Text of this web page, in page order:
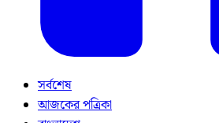
সর্বশেষ
আজকের পত্রিকা